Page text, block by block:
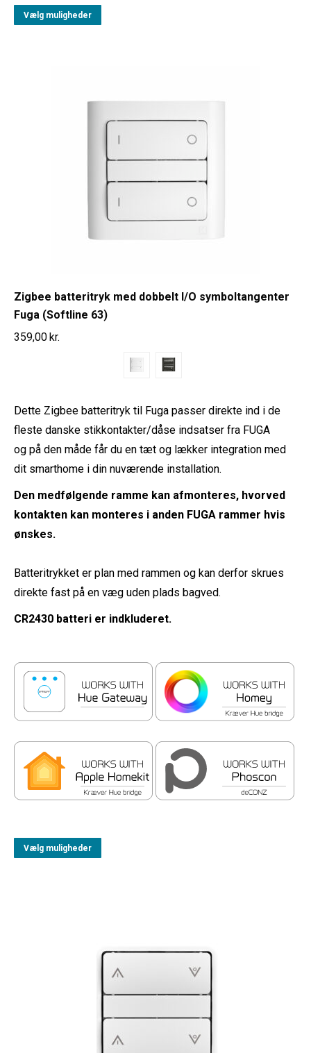
Vælg muligheder
Zigbee batteritryk med dobbelt I/O symboltangenter
Fuga (Softline 63)
359,00kr.
Dette Zigbee batteritryk til Fuga passer direkte ind i de
fleste danske stikkontakter/dåse indsatser fra FUGA
og på den måde får du en tæt og lækker integration med
dit smarthome i din nuværende installation.
Den medfølgende ramme kan afmonteres, hvorved
kontakten kan monteres i anden FUGA rammer hvis
ønskes.
Batteritrykket er plan med rammen og kan derfor skrues
direkte fast på en væg uden plads bagved.
CR2430 batteri er indkluderet.
Vælg muligheder